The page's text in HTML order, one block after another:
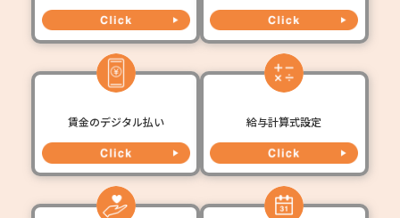
賃金のデジタル払い 給与計算式設定